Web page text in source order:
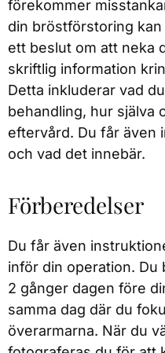
förekommer
din bröstförstoring
ett beslut om att neka
skriftlig information
Detta inkluderar vad
behandling, hur själva
eftervård. Du får även
och vad det innebär.
Förberedelser
Du får även
inför din operation. Du
2 gånger dagen före
samma dag där du
överarmarna. När du